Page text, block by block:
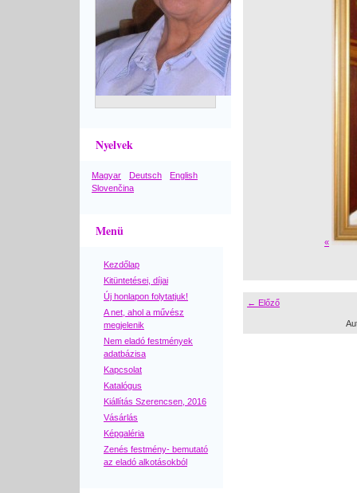
Nyelvek
Magyar Deutsch
English
Slovenčina
Menü
Kezdőlap
Kitüntetései, díjai
Új honlapon folytatjuk!
A net, ahol a művész
megjelenik
Nem eladó festmények
adatbázisa
Kapcsolat
Katalógus
Kiállítás Szerencsen, 2016
Vásárlás
Képgaléria
Zenés festmény- bemutató
az eladó alkotásokból
«
← Előző